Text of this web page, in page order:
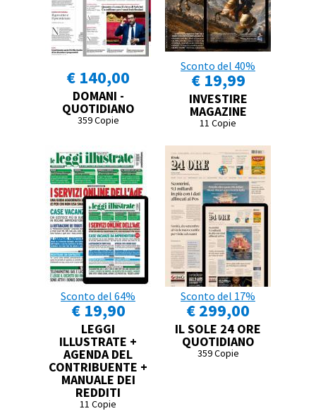
€ 140,00
DOMANI -
QUOTIDIANO
359 Copie
Sconto del 40%
€ 19,99
INVESTIRE
MAGAZINE
11 Copie
Sconto del 64%
€ 19,90
LEGGI
ILLUSTRATE +
AGENDA DEL
CONTRIBUENTE +
MANUALE DEI
REDDITI
11 Copie
Sconto del 17%
€ 299,00
IL SOLE 24 ORE
QUOTIDIANO
359 Copie